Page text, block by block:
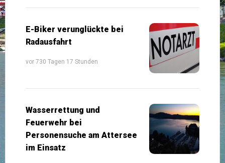
E-Biker verunglückte bei
Radausfahrt
vor 730 Tagen 17 Stunden
Wasserrettung und
Feuerwehr bei
Personensuche am Attersee
im Einsatz